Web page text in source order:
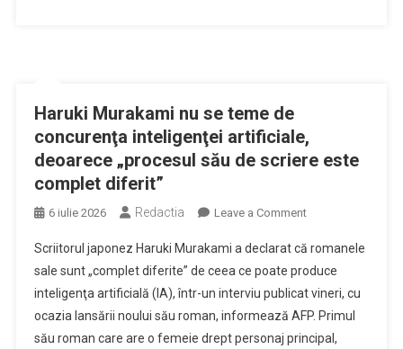
Haruki Murakami nu se teme de
concurenţa inteligenţei artificiale,
deoarece „procesul său de scriere este
complet diferit”
6 iulie 2026 Redactia Leave a Commenton
Murakami
nu
se
teme
de
Scriitorul japonez Haruki Murakami a declarat că romanele
sale sunt „complet diferite” de ceea ce poate produce
inteligenţa artificială (IA), într-un interviu publicat vineri, cu
ocazia lansării noului său roman, informează AFP. Primul
său roman care are o femeie drept personaj principal,